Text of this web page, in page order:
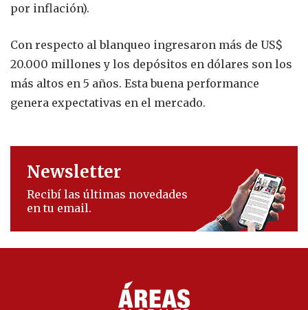
por inflación).
Con respecto al blanqueo ingresaron más de US$
20.000 millones y los depósitos en dólares son los
más altos en 5 años. Esta buena performance
genera expectativas en el mercado.
Newsletter
Recibí las últimas novedades
en tu email.